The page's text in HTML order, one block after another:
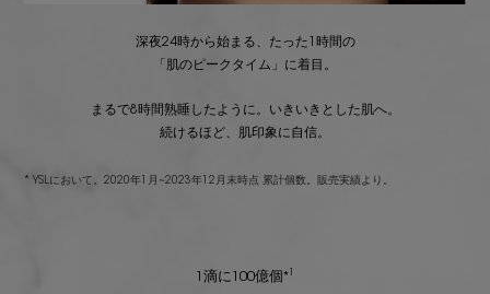
深夜24時から始まる、たった1時間の
「肌のピークタイム」に着目。
まるで8時間熟睡したように。いきいきとした肌へ。
続けるほど、肌印象に自信。
* YSLにおいて。2020年1月~2023年12月末時点 累計個数。販売実績より。
1滴に100億個*